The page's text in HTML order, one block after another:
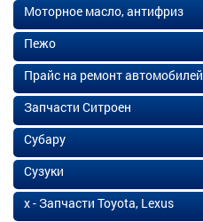
Моторное масло, антифриз
Пежо
Прайс на ремонт автомобилей
Запчасти Ситроен
Субару
Сузуки
х - Запчасти Toyota, Lexus